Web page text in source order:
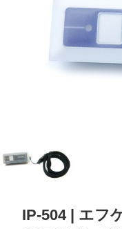
IP-504 | エフ